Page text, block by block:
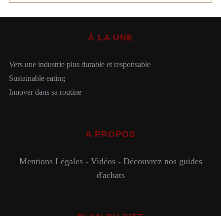
À LA UNE
Vers une industrie plus durable et responsable
Sustainable eating
Innover dans sa routine
A PROPOS
Mentions Légales- Vidéos- Découvrez nos guides
d'achats